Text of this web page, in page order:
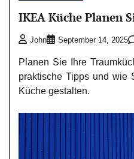
IKEA Küche Planen
John September 14, 2025
Planen Sie Ihre
praktische Tipps und wie
Küche gestalten.